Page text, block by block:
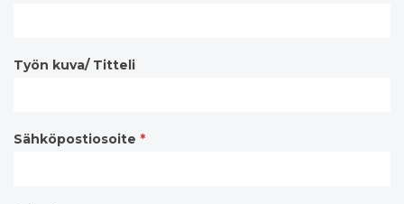
Työn kuva/ Titteli
Sähköpostiosoite *